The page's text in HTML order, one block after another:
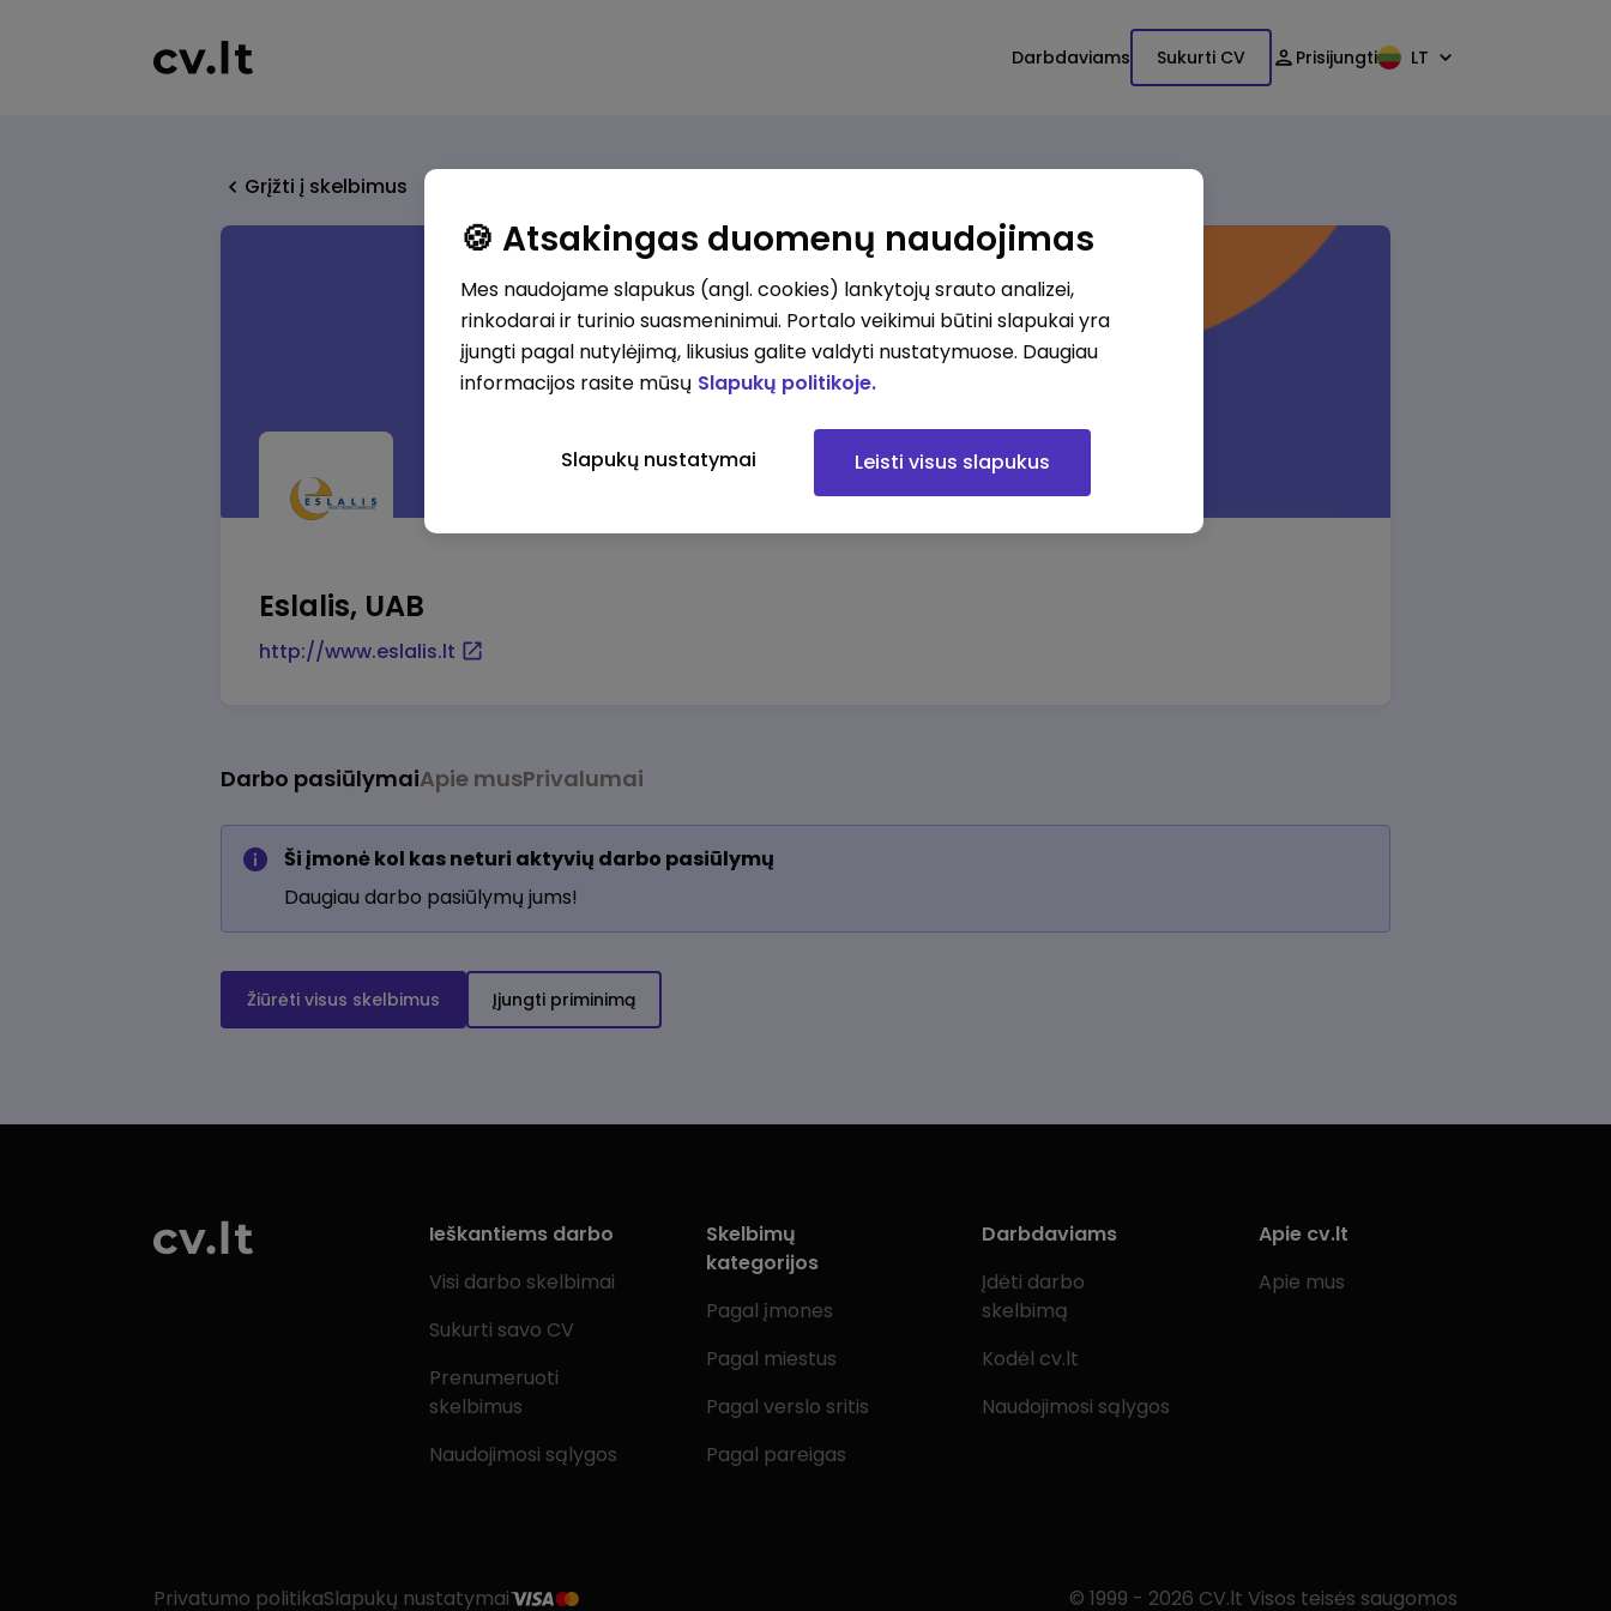
Darbdaviams Sukurti CV Prisijungti LT
Grįžti į skelbimus
Eslalis, UAB
http://www.eslalis.lt
Darbo pasiūlymaiApie musPrivalumai
Ši įmonė kol kas neturi aktyvių darbo pasiūlymų
Daugiau darbo pasiūlymų jums!
Žiūrėti visus skelbimus Įjungti priminimą
Ieškantiems darbo
Visi darbo skelbimai
Sukurti savo CV
Prenumeruoti
skelbimus
Naudojimosi sąlygos
Skelbimų
kategorijos
Pagal įmones
Pagal miestus
Pagal verslo sritis
Pagal pareigas
Darbdaviams
Įdėti darbo
skelbimą
Kodėl cv.lt
Naudojimosi sąlygos
Apie cv.lt
Apie mus
Privatumo politikaSlapukų nustatymai © 1999 - 2026 CV.lt Visos teisės saugomos
🍪 Atsakingas duomenų naudojimas
Mes naudojame slapukus (angl. cookies) lankytojų srauto analizei,
rinkodarai ir turinio suasmeninimui. Portalo veikimui būtini slapukai yra
įjungti pagal nutylėjimą, likusius galite valdyti nustatymuose. Daugiau
informacijos rasite mūsų Slapukų politikoje.
Slapukų nustatymai Leisti visus slapukus